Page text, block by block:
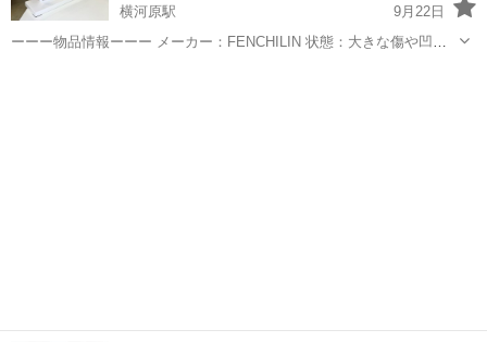
横河原駅
9月22日
ーーー物品情報ーーー メーカー：FENCHILIN 状態：大きな傷や凹み